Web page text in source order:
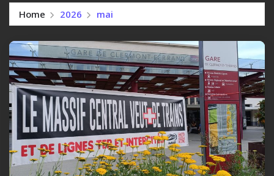
Home 2026 mai